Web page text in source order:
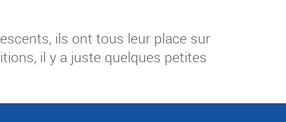
ils ont tous leur place sur
il y a juste quelques petites